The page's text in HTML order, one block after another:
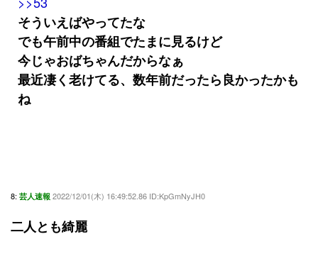
そういえばやってたな
でも午前中の番組でたまに見るけど
今じゃおばちゃんだからなぁ
最近凄く老けてる、数年前だったら良かったかも
ね
8: 芸人速報 2022/12/01(木) 16:49:52.86 ID:KpGmNyJH0
二人とも綺麗